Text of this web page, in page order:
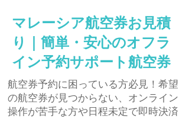
マレーシア航空券お見積
り｜簡単・安心のオフラ
イン予約サポート航空券
航空券予約に困っている方必見！希望
の航空券が見つからない、オンライン
操作が苦手な方や日程未定で即時決済